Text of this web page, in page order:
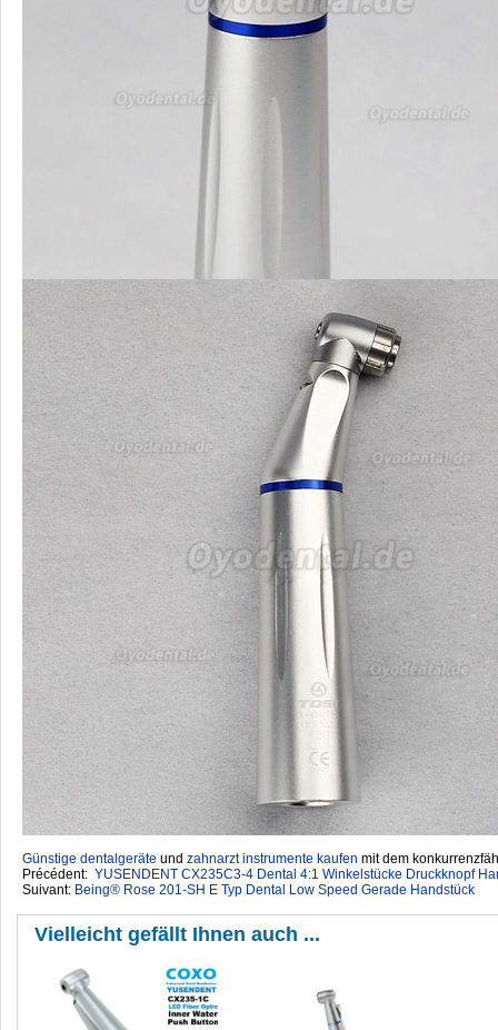
Günstige dentalgeräte ‎ und zahnarzt instrumente kaufen mit dem
Précédent: YUSENDENT CX235C3-4 Dental 4:1 Winkelstücke Druckknopf
Suivant: Being® Rose 201-SH E Typ Dental Low Speed Gerade Handstück
Vielleicht gefällt Ihnen auch ...